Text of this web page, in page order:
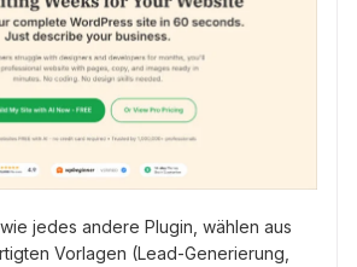
jedes andere Plugin, wählen aus
Vorlagen (Lead-Generierung,